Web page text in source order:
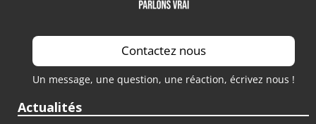
Contactez nous
Un message, une question, une réaction, écrivez nous !
Actualités